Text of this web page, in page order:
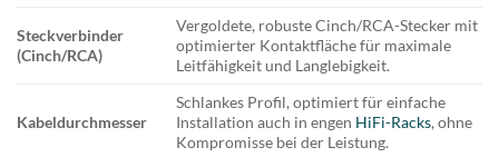
Steckverbinder
(Cinch/RCA)
Vergoldete, robuste Cinch/RCA-Stecker mit
optimierter Kontaktfläche für maximale
Leitfähigkeit und Langlebigkeit.
Kabeldurchmesser
Schlankes Profil, optimiert für einfache
Installation auch in engen HiFi-Racks, ohne
Kompromisse bei der Leistung.